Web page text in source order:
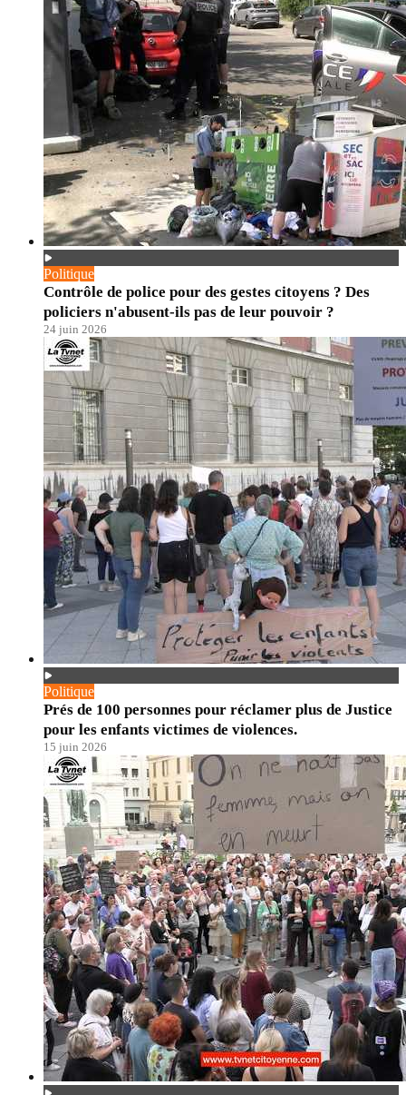
Politique
Contrôle de police pour des gestes citoyens ? Des
policiers n'abusent-ils pas de leur pouvoir ?
24 juin 2026
Politique
Prés de 100 personnes pour réclamer plus de Justice
pour les enfants victimes de violences.
15 juin 2026